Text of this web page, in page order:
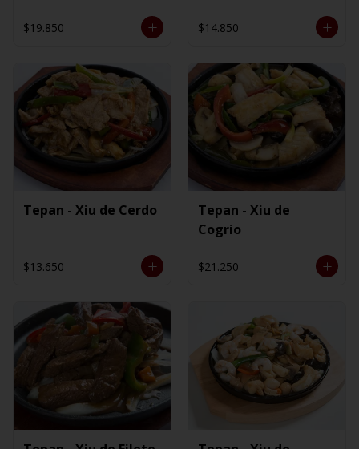
$19.850 $14.850
Tepan - Xiu de Cerdo
$13.650
Tepan - Xiu de
Cogrio
$21.250